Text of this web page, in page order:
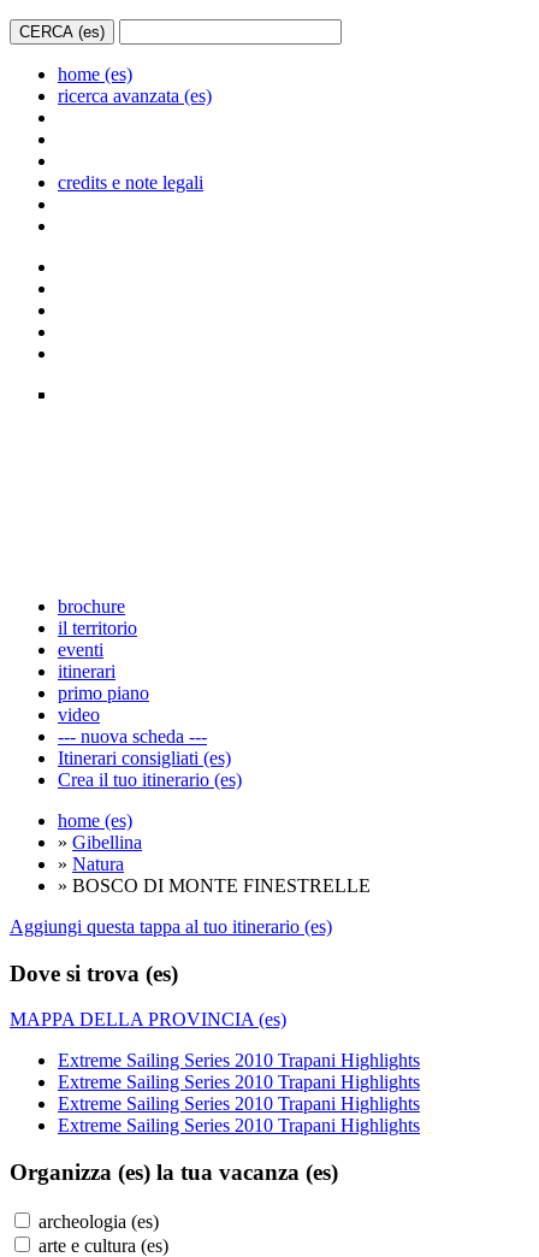
home (es)
ricerca avanzata (es)
credits e note legali
brochure
il territorio
eventi
itinerari
primo piano
video
--- nuova scheda ---
Itinerari consigliati (es)
Crea il tuo itinerario (es)
home (es)
» Gibellina
» Natura
» BOSCO DI MONTE FINESTRELLE
Aggiungi questa tappa al tuo itinerario (es)
Dove si trova (es)
MAPPA DELLA PROVINCIA (es)
Extreme Sailing Series 2010 Trapani Highlights
Extreme Sailing Series 2010 Trapani Highlights
Extreme Sailing Series 2010 Trapani Highlights
Extreme Sailing Series 2010 Trapani Highlights
Organizza (es) la tua vacanza (es)
archeologia (es)
arte e cultura (es)